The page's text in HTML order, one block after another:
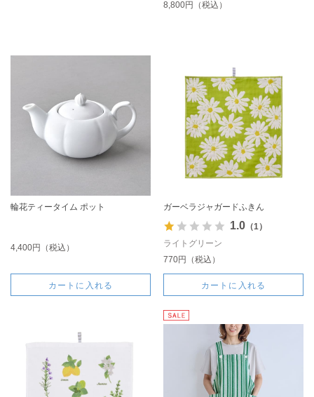
8,800円（税込）
輪花ティータイム ポット
4,400円（税込）
カートに入れる
ガーベラジャガードふきん
1.0（1）
ライトグリーン
770円（税込）
カートに入れる